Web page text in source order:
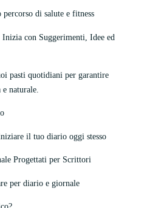
di salute e fitness
con Suggerimenti, Idee ed
pasti quotidiani per garantire
naturale.
il tuo diario oggi stesso
Progettati per Scrittori
per diario e giornale